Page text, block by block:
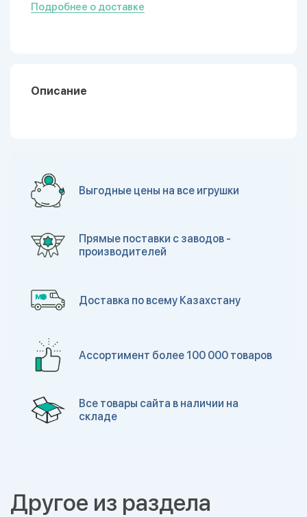
Подробнее о доставке
Описание
Выгодные цены на все игрушки
Прямые поставки с заводов -
производителей
Доставка по всему Казахстану
Ассортимент более 100 000 товаров
Все товары сайта в наличии на
складе
Другое из раздела